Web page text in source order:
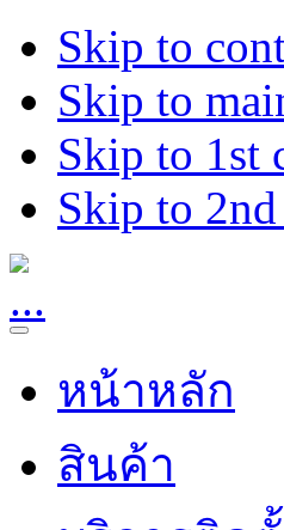
Skip to
Skip to
Skip to 1st
Skip to
หน้าหลัก
สินค้า